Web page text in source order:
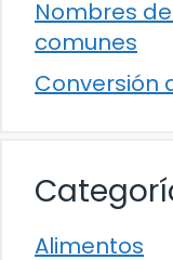
Nombres
comunes
Conversión
Alimentos